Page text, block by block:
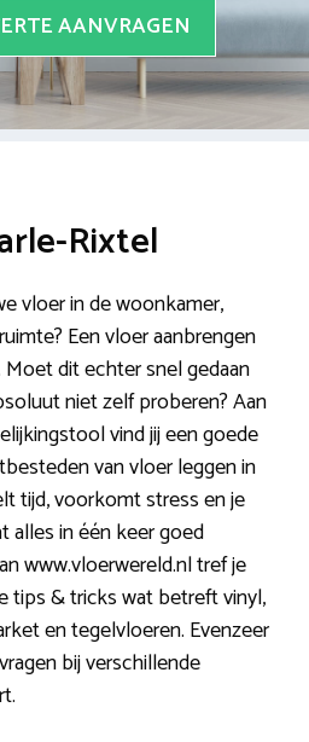
AANVRAGEN
Rixtel
vloer in de woonkamer,
Een vloer aanbrengen
dit echter snel gedaan
niet zelf proberen? Aan
vind jij een goede
van vloer leggen in
tijd, voorkomt stress en je
alles in één keer goed
www.vloerwereld.nl tref je
tips & tricks wat betreft vinyl,
en tegelvloeren. Evenzeer
bij verschillende